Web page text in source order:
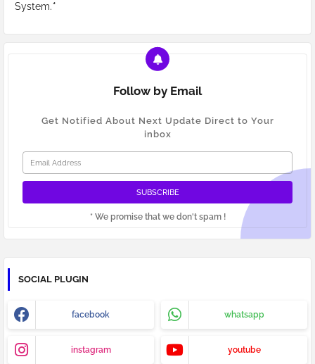
System.*
Follow by Email
Get Notified About Next Update Direct to Your
inbox
* We promise that we don't spam !
SOCIAL PLUGIN
facebook whatsapp
instagram youtube